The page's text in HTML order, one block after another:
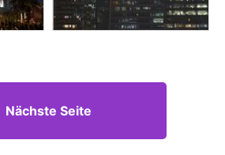
Nächste Seite